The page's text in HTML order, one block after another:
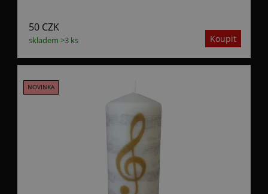
skladem >3 ks
50 CZK